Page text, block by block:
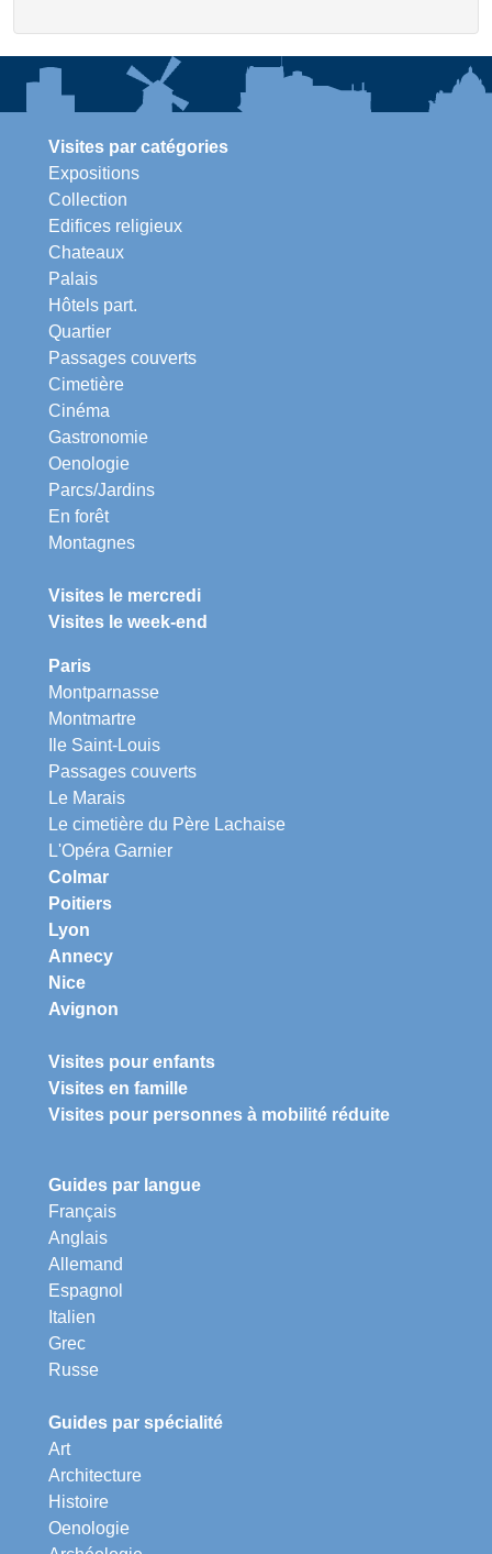
Visites par catégories
Expositions
Collection
Edifices religieux
Chateaux
Palais
Hôtels part.
Quartier
Passages couverts
Cimetière
Cinéma
Gastronomie
Oenologie
Parcs/Jardins
En forêt
Montagnes
Visites le mercredi
Visites le week-end
Paris
Montparnasse
Montmartre
Ile Saint-Louis
Passages couverts
Le Marais
Le cimetière du Père Lachaise
L'Opéra Garnier
Colmar
Poitiers
Lyon
Annecy
Nice
Avignon
Visites pour enfants
Visites en famille
Visites pour personnes à mobilité réduite
Guides par langue
Français
Anglais
Allemand
Espagnol
Italien
Grec
Russe
Guides par spécialité
Art
Architecture
Histoire
Oenologie